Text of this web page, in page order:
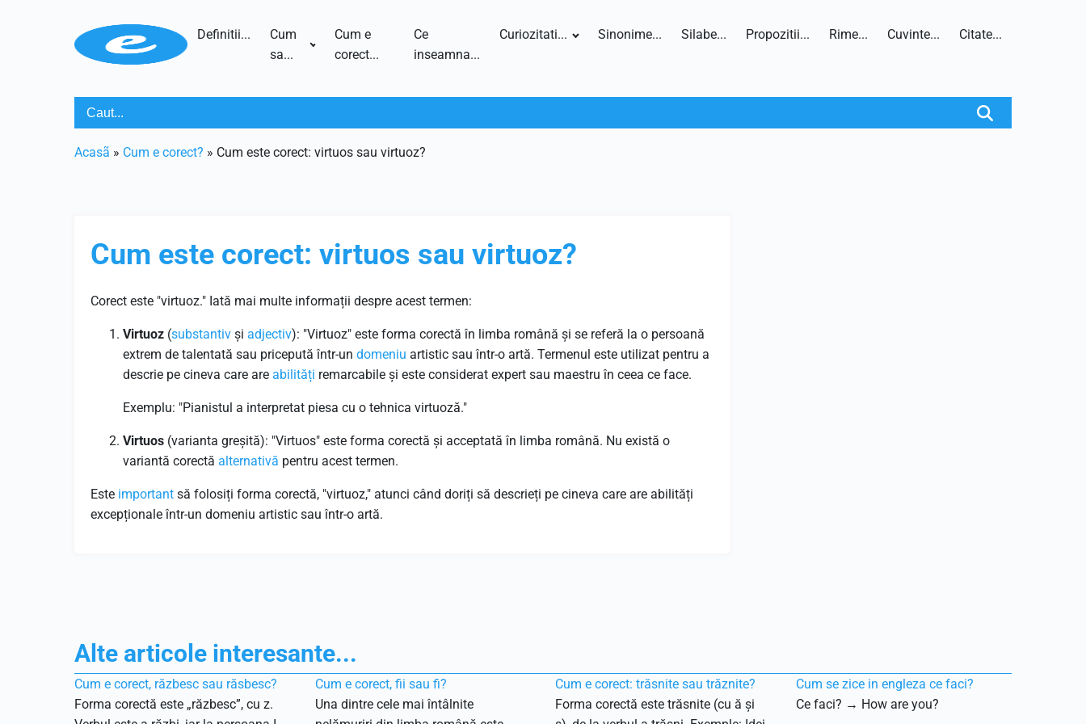
Definitii...
Cum
sa...
Cum e
corect...
Ce
inseamna...
Curiozitati... Sinonime... Silabe... Propozitii... Rime... Cuvinte... Citate...
Acasã » Cum e corect? » Cum este corect: virtuos sau virtuoz?
Cum este corect: virtuos sau virtuoz?
Corect este "virtuoz." Iată mai multe informații despre acest termen:
Virtuoz (substantiv și adjectiv): "Virtuoz" este forma corectă în limba română și se referă la o persoană
extrem de talentată sau pricepută într-un domeniu artistic sau într-o artă. Termenul este utilizat pentru a
descrie pe cineva care are abilități remarcabile și este considerat expert sau maestru în ceea ce face.
Exemplu: "Pianistul a interpretat piesa cu o tehnica virtuoză."
Virtuos (varianta greșită): "Virtuos" este forma corectă și acceptată în limba română. Nu există o
variantă corectă alternativă pentru acest termen.
Este important să folosiți forma corectă, "virtuoz," atunci când doriți să descrieți pe cineva care are abilități
excepționale într-un domeniu artistic sau într-o artă.
Alte articole interesante...
Cum e corect, răzbesc sau răsbesc?
Forma corectă este „răzbesc”, cu z.
Cum e corect, fii sau fi?
Una dintre cele mai întâlnite
Cum e corect: trăsnite sau trăznite?
Forma corectă este trăsnite (cu ă și
Cum se zice in engleza ce faci?
Ce faci? → How are you?